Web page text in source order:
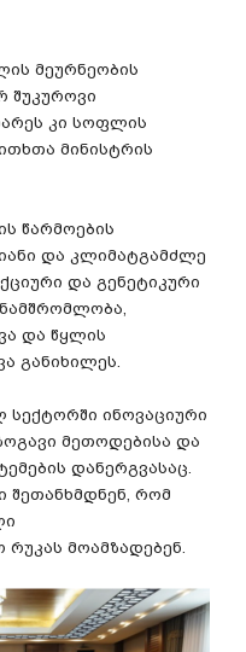
მეურნეობის
შუკუროვი
კი სოფლის
მინისტრის
წარმოების
და კლიმატგამძლე
და გენეტიკური
და წყლის
განიხილეს
სექტორში ინოვაციური
მეთოდებისა და
დანერგვასაც
შეთანხმდნენ რომ
რუკას მოამზადებენ